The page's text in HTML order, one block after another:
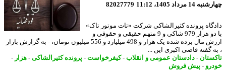
مرداد 1405، 11:12
82027779
پرونده کثیرالشاکی شرکت «تات موتور تاک»
با دو هزار 979 شاکی و 9 متهم حقیقی و حقوقی و
ارزش مال برده شده یک هزار و 498 میلیارد و 556 میلیون تومان، - به گزارش بازار
گفته قاضی اکبری این ...
-دادستان عمومی و انقلاب-کیفرخواست -پرونده کثیرالشاکی-هزار -
-پیش فروش